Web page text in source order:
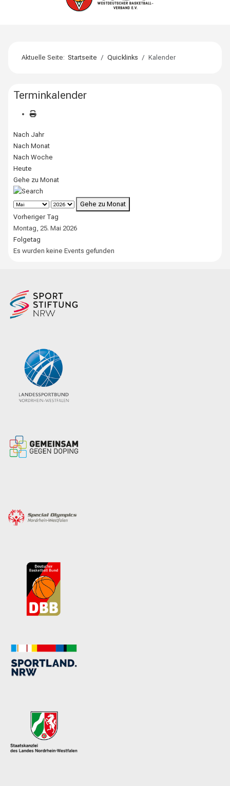
Aktuelle Seite:Startseite Quicklinks Kalender
Terminkalender
Nach Jahr
Nach Monat
Nach Woche
Heute
Gehe zu Monat
Gehe zu Monat
Vorheriger Tag
Montag, 25. Mai 2026
Folgetag
Es wurden keine Events gefunden